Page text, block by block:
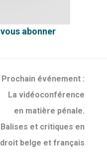
vous abonner
next
post:
Prochain événement :
La vidéoconférence
en matière pénale.
Balises et critiques en
droit belge et français